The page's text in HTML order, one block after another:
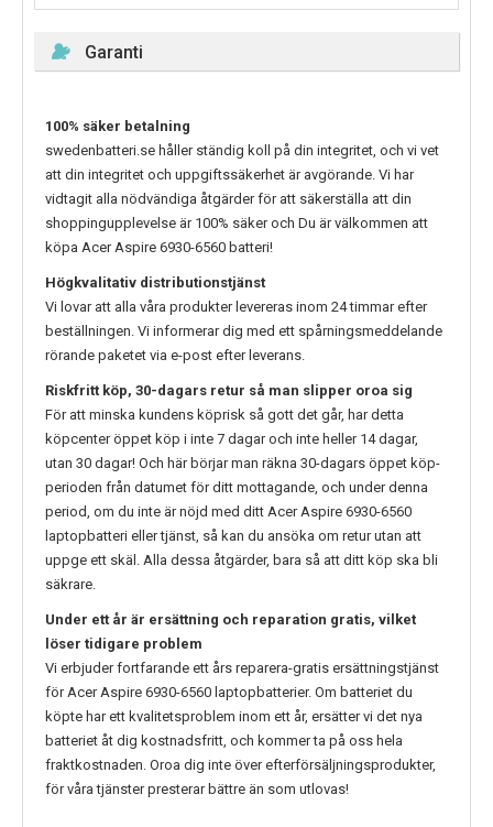
Garanti
100% säker betalning
swedenbatteri.se håller ständig koll på din integritet, och vi vet
att din integritet och uppgiftssäkerhet är avgörande. Vi har
vidtagit alla nödvändiga åtgärder för att säkerställa att din
shoppingupplevelse är 100% säker och Du är välkommen att
köpa Acer Aspire 6930-6560 batteri!
Högkvalitativ distributionstjänst
Vi lovar att alla våra produkter levereras inom 24 timmar efter
beställningen. Vi informerar dig med ett spårningsmeddelande
rörande paketet via e-post efter leverans.
Riskfritt köp, 30-dagars retur så man slipper oroa sig
För att minska kundens köprisk så gott det går, har detta
köpcenter öppet köp i inte 7 dagar och inte heller 14 dagar,
utan 30 dagar! Och här börjar man räkna 30-dagars öppet köp-
perioden från datumet för ditt mottagande, och under denna
period, om du inte är nöjd med ditt Acer Aspire 6930-6560
laptopbatteri eller tjänst, så kan du ansöka om retur utan att
uppge ett skäl. Alla dessa åtgärder, bara så att ditt köp ska bli
säkrare.
Under ett år är ersättning och reparation gratis, vilket
löser tidigare problem
Vi erbjuder fortfarande ett års reparera-gratis ersättningstjänst
förAcer Aspire 6930-6560 laptopbatterier. Om batteriet du
köpte har ett kvalitetsproblem inom ett år, ersätter vi det nya
batteriet åt dig kostnadsfritt, och kommer ta på oss hela
fraktkostnaden. Oroa dig inte över efterförsäljningsprodukter,
för våra tjänster presterar bättre än som utlovas!